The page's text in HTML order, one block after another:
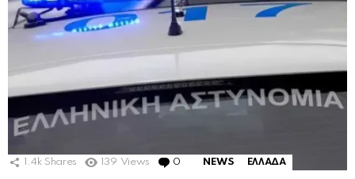
1.4k Shares 139 Views 0 Comments
NEWS ΕΛΛΑΔΑ